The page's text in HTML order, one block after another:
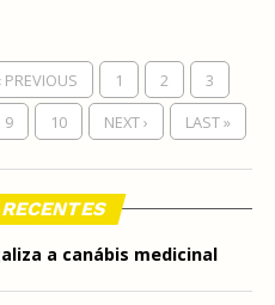
PREVIOUS 1 2
3
9 10 NEXT › LAST »
a canábis medicinal